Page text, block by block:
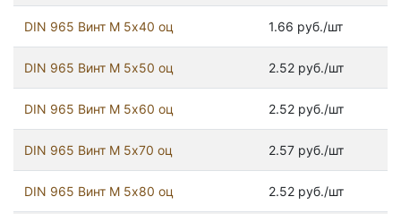
DIN 965 Винт М 5х40 оц 1.66 руб./шт
DIN 965 Винт М 5х50 оц 2.52 руб./шт
DIN 965 Винт М 5х60 оц 2.52 руб./шт
DIN 965 Винт М 5х70 оц 2.57 руб./шт
DIN 965 Винт М 5х80 оц 2.52 руб./шт